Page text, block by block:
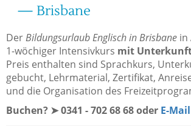
— Brisbane
DerBildungsurlaub Englisch in Brisbane in
1-wöchiger Intensivkurs mit
Preis enthalten sind Sprachkurs,
gebucht, Lehrmaterial, Zertifikat,
und die Organisation des
Buchen? ➤ 0341 - 702 68 68 oder E-Mail